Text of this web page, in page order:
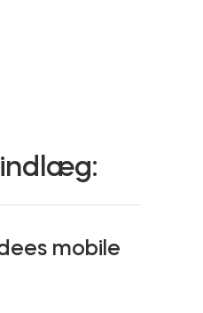
mobile